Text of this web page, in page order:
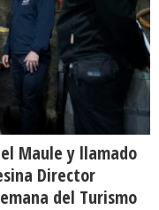
Maule y llamado
Director
del Turismo